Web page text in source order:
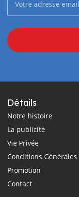
Détails
Notre histoire
La publicité
Vie Privée
Conditions Générales
Promotion
Contact